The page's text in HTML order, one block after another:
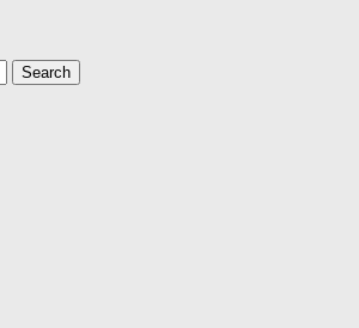
Search